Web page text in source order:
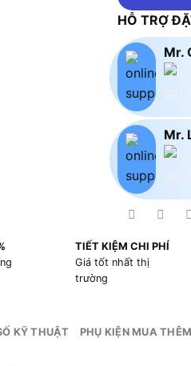
HỖ TRỢ
Mr.
Mr.
TIẾT KIỆM CHI PHÍ
Giá tốt nhất thị
trường
KỸ THUẬT PHỤ KIỆN MUA THÊM